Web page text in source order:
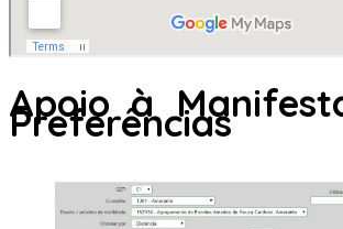
Apoio à
Preferências